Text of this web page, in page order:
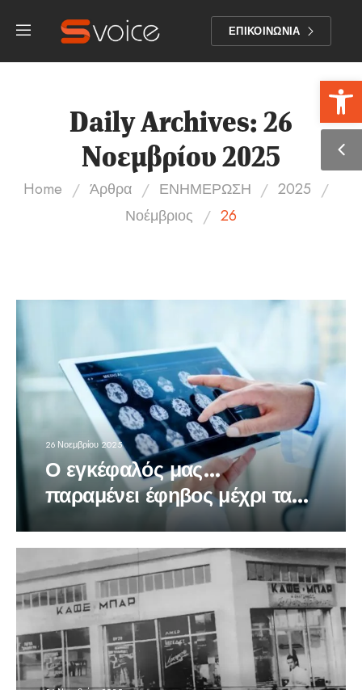
ΕΠΙΚΟΙΝΩΝΙΑ
Daily Archives: 26
Νοεμβρίου 2025
Home / Άρθρα / ΕΝΗΜΕΡΩΣΗ / 2025 /
Νοέμβριος / 26
26 Νοεμβρίου 2025
Ο εγκέφαλός μας…
παραμένει έφηβος μέχρι τα
30 — Οι ηλικίες που
αλλάζουν τον νου μας